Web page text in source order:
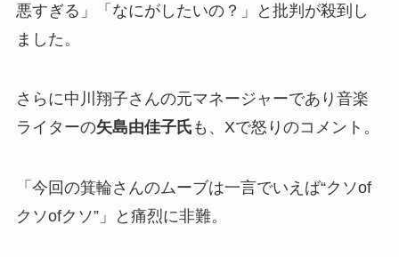
悪すぎる」「なにがしたいの？」と批判が殺到し
ました。
さらに中川翔子さんの元マネージャーであり音楽
ライターの矢島由佳子氏 も、Xで怒りのコメント。
「今回の箕輪さんのムーブは一言でいえば“クソof
クソofクソ”」と痛烈に非難。